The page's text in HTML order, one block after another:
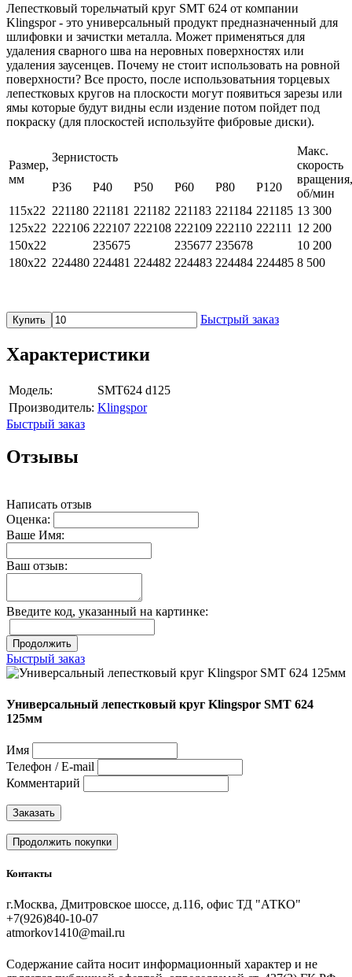
Лепестковый торельчатый круг SMT 624 от компании
Klingspor - это универсальный продукт предназначенный для
шлифовки и зачистки металла. Может применяться для
удаления сварного шва на неровных поверхностях или
удаления заусенцев. Почему не стоит использовать на ровной
поверхности? Все просто, после использоватьния торцевых
лепестковых кругов на плоскости могут появиться зарезы или
ямы которые будут видны если издение потом пойдет под
покраску (для плоскостей используйте фибровые диски).
Размер,
мм
Зернистость
Макс.
скорость
вращения,
об/мин
Р36 Р40 Р50 Р60 Р80
Р120
115х22 221180 221181 221182 221183 221184 221185 13 300
125х22 222106 222107 222108 222109 222110 222111 12 200
150х22
235675 235677 235678
10 200
180х22 224480 224481 224482 224483 224484 224485 8 500
Купить Быстрый заказ
Характеристики
Модель:
SMT624 d125
Производитель: Klingspor
Быстрый заказ
Отзывы
Написать отзыв
Оценка:
Ваше Имя:
Ваш отзыв:
Введите код, указанный на картинке:
Продолжить
Быстрый заказ
Универсальный лепестковый круг Klingspor SMT 624
125мм
Имя
Телефон / E-mail
Комментарий
Заказать
Продолжить покупки
Контакты
г.Москва, Дмитровское шоссе, д.116, офис ТД "АТКО"
+7(926)840-10-07
atmorkov1410@mail.ru
Содержание сайта носит информационный характер и не